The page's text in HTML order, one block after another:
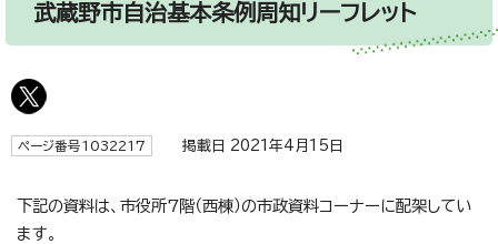
武蔵野市自治基本条例周知リーフレット
ページ番号1032217 掲載日 2021年4月15日
下記の資料は、市役所7階（西棟）の市政資料コーナーに配架してい
ます。